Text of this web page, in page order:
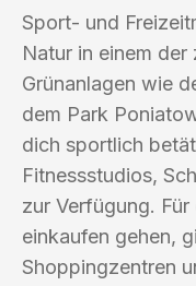
Sport- und
Natur in einem der
Grünanlagen wie
dem Park
dich sportlich
Fitnessstudios,
zur Verfügung.
einkaufen gehen,
Shoppingzentren